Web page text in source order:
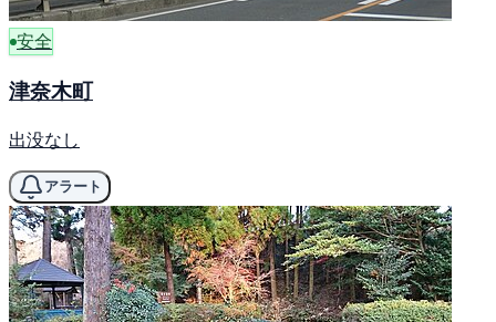
安全
津奈木町
出没なし
アラート